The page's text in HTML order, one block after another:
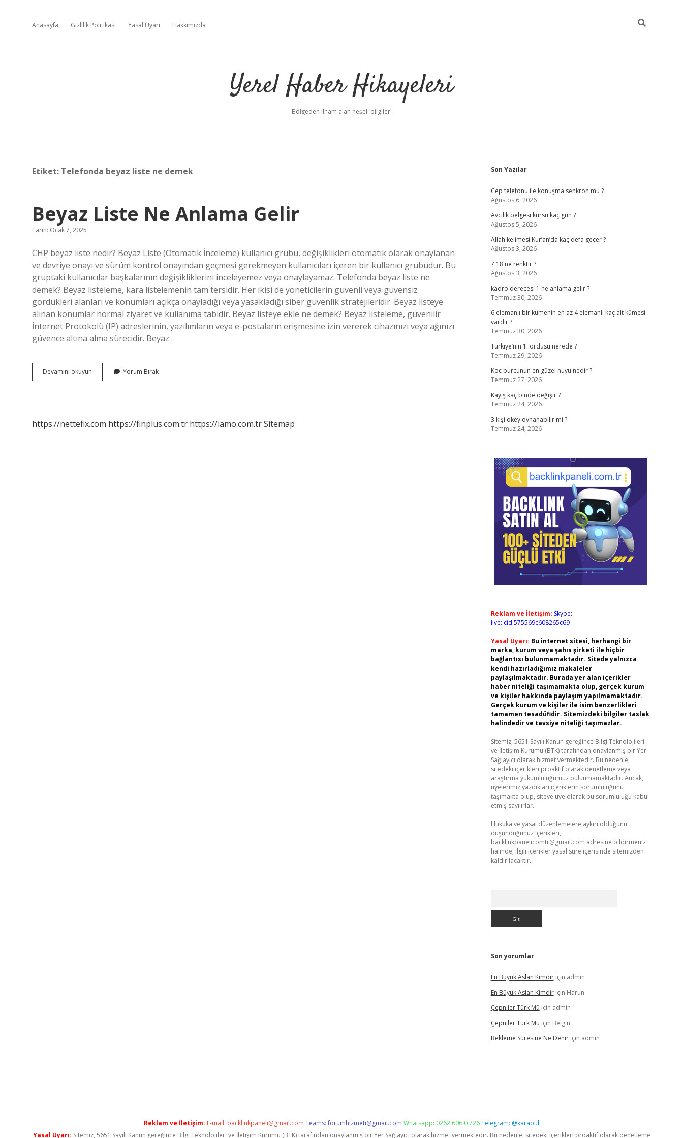
Anasayfa Gizlilik Politikası Yasal Uyarı Hakkımızda
Yerel Haber Hikayeleri
Bölgeden ilham alan neşeli bilgiler!
Etiket: Telefonda beyaz liste ne demek
Beyaz Liste Ne Anlama Gelir
Tarih: Ocak 7, 2025
CHP beyaz liste nedir? Beyaz Liste (Otomatik İnceleme) kullanıcı grubu, değişiklikleri otomatik olarak onaylanan
ve devriye onayı ve sürüm kontrol onayından geçmesi gerekmeyen kullanıcıları içeren bir kullanıcı grubudur. Bu
gruptaki kullanıcılar başkalarının değişikliklerini inceleyemez veya onaylayamaz. Telefonda beyaz liste ne
demek? Beyaz listeleme, kara listelemenin tam tersidir. Her ikisi de yöneticilerin güvenli veya güvensiz
gördükleri alanları ve konumları açıkça onayladığı veya yasakladığı siber güvenlik stratejileridir. Beyaz listeye
alınan konumlar normal ziyaret ve kullanıma tabidir. Beyaz listeye ekle ne demek? Beyaz listeleme, güvenilir
İnternet Protokolü (IP) adreslerinin, yazılımların veya e-postaların erişmesine izin vererek cihazınızı veya ağınızı
güvence altına alma sürecidir. Beyaz…
Devamını okuyun
Liste
Yorum Bırak
https://nettefix.com https://finplus.com.tr https://iamo.com.trSitemap
Sidebar
Son Yazılar
Cep telefonu ile konuşma senkron mu ?
Ağustos 6, 2026
Avcılık belgesi kursu kaç gün ?
Ağustos 5, 2026
Allah kelimesi Kur’an’da kaç defa geçer ?
Ağustos 3, 2026
7.18 ne renktir ?
Ağustos 3, 2026
kadro derecesi 1 ne anlama gelir ?
Temmuz 30, 2026
6 elemanlı bir kümenin en az 4 elemanlı kaç alt kümesi
vardır ?
Temmuz 30, 2026
Türkiye’nin 1. ordusu nerede ?
Temmuz 29, 2026
Koç burcunun en güzel huyu nedir ?
Temmuz 27, 2026
Kayış kaç binde değişir ?
Temmuz 24, 2026
3 kişi okey oynanabilir mi ?
Temmuz 24, 2026
Reklam ve İletişim: Skype:
live:.cid.575569c608265c69
Yasal Uyarı: Bu internet sitesi, herhangi bir
marka, kurum veya şahıs şirketi ile hiçbir
bağlantısı bulunmamaktadır. Sitede yalnızca
kendi hazırladığımız makaleler
paylaşılmaktadır. Burada yer alan içerikler
haber niteliği taşımamakta olup, gerçek kurum
ve kişiler hakkında paylaşım yapılmamaktadır.
Gerçek kurum ve kişiler ile isim benzerlikleri
tamamen tesadüfidir. Sitemizdeki bilgiler taslak
halindedir ve tavsiye niteliği taşımazlar.
Sitemiz, 5651 Sayılı Kanun gereğince Bilgi Teknolojileri
ve İletişim Kurumu (BTK) tarafından onaylanmış bir Yer
Sağlayıcı olarak hizmet vermektedir. Bu nedenle,
sitedeki içerikleri proaktif olarak denetleme veya
araştırma yükümlülüğümüz bulunmamaktadır. Ancak,
üyelerimiz yazdıkları içeriklerin sorumluluğunu
taşımakta olup, siteye üye olarak bu sorumluluğu kabul
etmiş sayılırlar.
Hukuka ve yasal düzenlemelere aykırı olduğunu
düşündüğünüz içerikleri,
backlinkpanelicomtr@gmail.com adresine bildirmeniz
halinde, ilgili içerikler yasal süre içerisinde sitemizden
kaldırılacaktır.
Son yorumlar
En Büyük Aslan Kimdiriçin admin
En Büyük Aslan Kimdiriçin Harun
Çepniler Türk Mü için admin
Çepniler Türk Mü için Belgin
Bekleme Süresine Ne Deniriçin admin
Reklam ve İletişim: E-mail: backlinkpaneli@gmail.com Teams:forumhizmeti@gmail.com Whatsapp: 0262 606 0 726Telegram: @karabul
Yasal Uyarı: Sitemiz, 5651 Sayılı Kanun gereğince Bilgi Teknolojileri ve İletişim Kurumu (BTK) tarafından onaylanmış bir Yer Sağlayıcı olarak hizmet vermektedir. Bu nedenle, sitedeki içerikleri proaktif olarak denetleme